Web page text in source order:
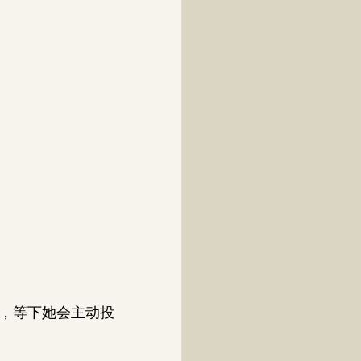
等下她会主动投